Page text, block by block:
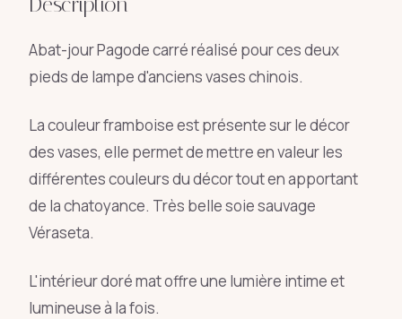
Abat-jour Pagode carré réalisé pour ces deux
pieds de lampe d'anciens vases chinois.
La couleur framboise est présente sur le décor
des vases, elle permet de mettre en valeur les
différentes couleurs du décor tout en apportant
de la chatoyance. Très belle soie sauvage
Véraseta.
L'intérieur doré mat offre une lumière intime et
lumineuse à la fois.